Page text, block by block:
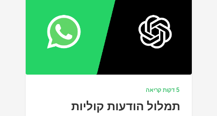
5 דקות קריאה
תמלול הודעות קוליות